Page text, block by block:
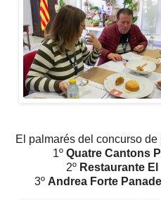
El palmarés del concurso
1º Quatre Cantons
2º Restaurante
3º Andrea Forte